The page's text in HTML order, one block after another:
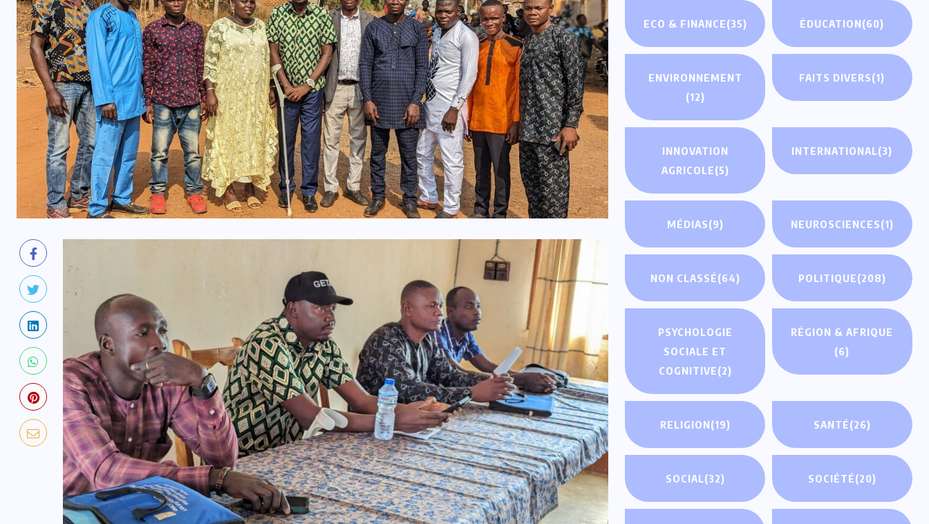
ECO & FINANCE(35) ÉDUCATION(60)
ENVIRONNEMENT
(12)
FAITS DIVERS(1)
INNOVATION
AGRICOLE(5)
INTERNATIONAL(3)
MÉDIAS(9) NEUROSCIENCES(1)
NON CLASSÉ(64) POLITIQUE(208)
PSYCHOLOGIE
SOCIALE ET
COGNITIVE(2)
RÉGION & AFRIQUE
(6)
RELIGION(19) SANTÉ(26)
SOCIAL(32) SOCIÉTÉ(20)